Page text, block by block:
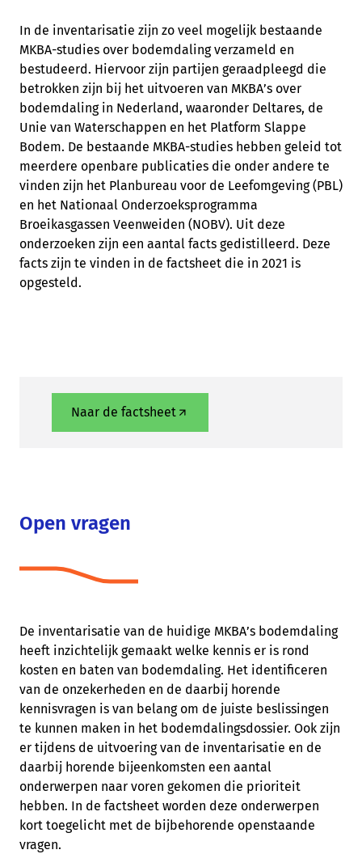
In de inventarisatie zijn zo veel mogelijk bestaande
MKBA-studies over bodemdaling verzameld en
bestudeerd. Hiervoor zijn partijen geraadpleegd die
betrokken zijn bij het uitvoeren van MKBA’s over
bodemdaling in Nederland, waaronder Deltares, de
Unie van Waterschappen en het Platform Slappe
Bodem. De bestaande MKBA-studies hebben geleid tot
meerdere openbare publicaties die onder andere te
vinden zijn het Planbureau voor de Leefomgeving (PBL)
en het Nationaal Onderzoeksprogramma
Broeikasgassen Veenweiden (NOBV). Uit deze
onderzoeken zijn een aantal facts gedistilleerd. Deze
facts zijn te vinden in de factsheet die in 2021 is
opgesteld.
Naar de factsheet
Open vragen
De inventarisatie van de huidige MKBA’s bodemdaling
heeft inzichtelijk gemaakt welke kennis er is rond
kosten en baten van bodemdaling. Het identificeren
van de onzekerheden en de daarbij horende
kennisvragen is van belang om de juiste beslissingen
te kunnen maken in het bodemdalingsdossier. Ook zijn
er tijdens de uitvoering van de inventarisatie en de
daarbij horende bijeenkomsten een aantal
onderwerpen naar voren gekomen die prioriteit
hebben. In de factsheet worden deze onderwerpen
kort toegelicht met de bijbehorende openstaande
vragen.